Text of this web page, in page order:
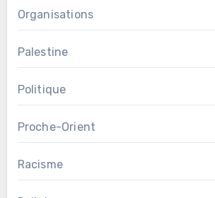
Organisations
Palestine
Politique
Proche-Orient
Racisme